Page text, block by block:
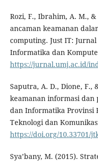
Rozi, F., Ibrahim, A. M.,
ancaman keamanan
computing. Just IT:
Informatika dan
https://jurnal.umj.ac.id/
Saputra, A. D., Dione, F.,
keamanan informasi dan
dan Informatika Provinsi
Teknologi dan
https://doi.org/10.33701/
Sya’bany, M. (2015).